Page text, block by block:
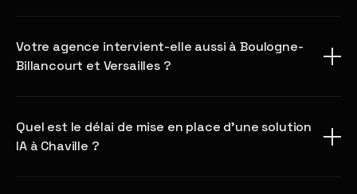
Votre agence intervient-elle aussi à Boulogne-
Billancourt et Versailles ?
Quel est le délai de mise en place d'une solution
IA à Chaville ?